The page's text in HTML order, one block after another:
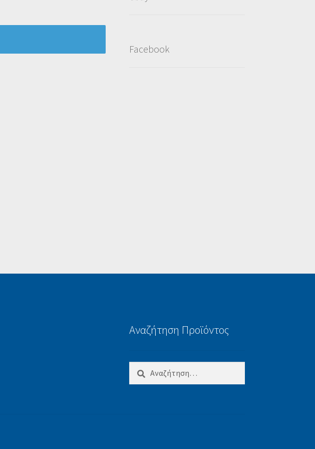
Facebook
Αναζήτηση Προϊόντος
Αναζήτηση